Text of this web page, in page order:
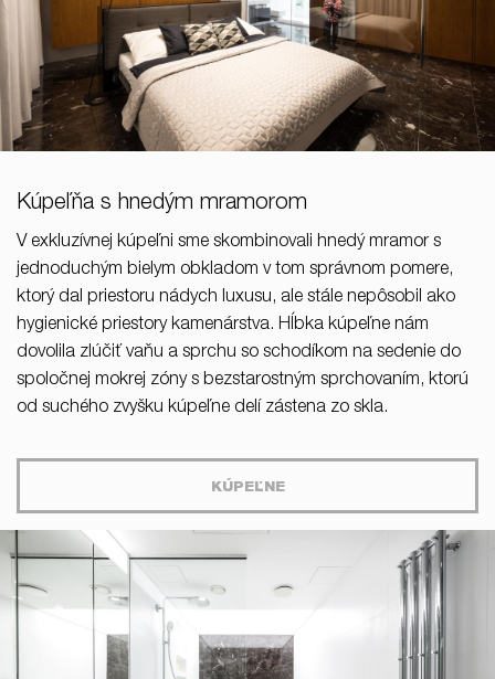
Kúpeľňa s hnedým mramorom
V exkluzívnej kúpeľni sme skombinovali hnedý mramor s
jednoduchým bielym obkladom v tom správnom pomere,
ktorý dal priestoru nádych luxusu, ale stále nepôsobil ako
hygienické priestory kamenárstva. Hĺbka kúpeľne nám
dovolila zlúčiť vaňu a sprchu so schodíkom na sedenie do
spoločnej mokrej zóny s bezstarostným sprchovaním, ktorú
od suchého zvyšku kúpeľne delí zástena zo skla.
KÚPEĽNE